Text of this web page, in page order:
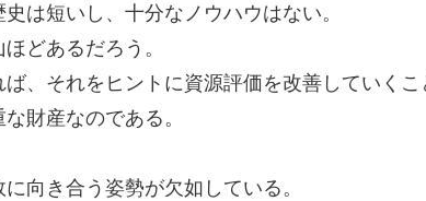
は短いし、十分なノウハウはない。
どあるだろう。
、それをヒントに資源評価を改善していくこ
財産なのである。
向き合う姿勢が欠如している。